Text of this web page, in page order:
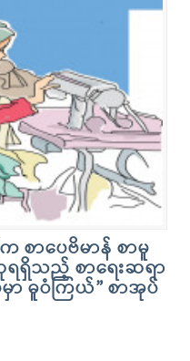
စာပေဗိမာန် စာမူ
ရှိသည့် စာရေးဆရာ
ဓူဝံကြယ်” စာအုပ်